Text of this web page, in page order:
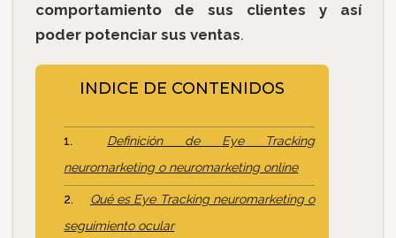
comportamiento de sus clientes y así
poder potenciar sus ventas.
INDICE DE CONTENIDOS
Definición de Eye Tracking
neuromarketing o neuromarketing online
Qué es Eye Tracking neuromarketing o
seguimiento ocular